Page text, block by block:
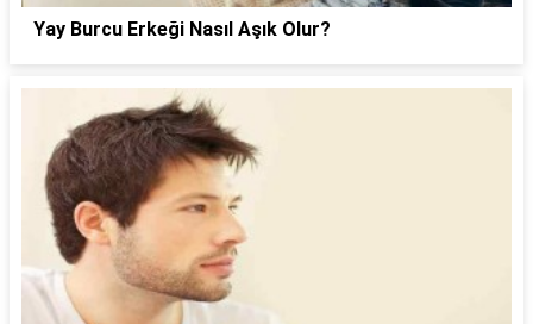
Yay Burcu Erkeği Nasıl Aşık Olur?